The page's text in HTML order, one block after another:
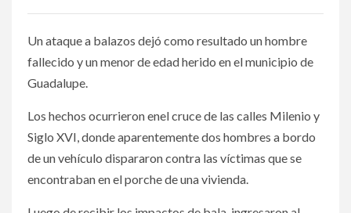
Un ataque a balazos dejó como resultado un hombre
fallecido y un menor de edad herido en el municipio de
Guadalupe.
Los hechos ocurrieron enel cruce de las calles Milenio y
Siglo XVI, donde aparentemente dos hombres a bordo
de un vehículo dispararon contra las víctimas que se
encontraban en el porche de una vivienda.